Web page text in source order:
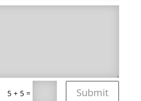
5 + 5 = Submit